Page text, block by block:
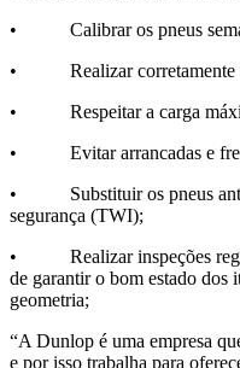
• Calibrar os pneus
• Realizar corretamente
• Respeitar a carga
• Evitar arrancadas e
• Substituir os pneus
segurança (TWI);
• Realizar inspeções
de garantir o bom estado dos
geometria;
“A Dunlop é uma empresa
e por isso trabalha para